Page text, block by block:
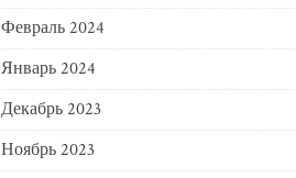
Февраль 2024
Январь 2024
Декабрь 2023
Ноябрь 2023